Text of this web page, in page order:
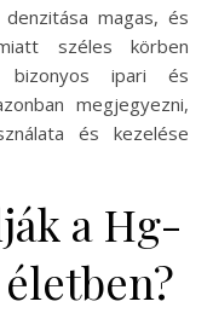
magas, és
széles körben
bizonyos ipari és
megjegyezni,
és kezelése
a Hg-